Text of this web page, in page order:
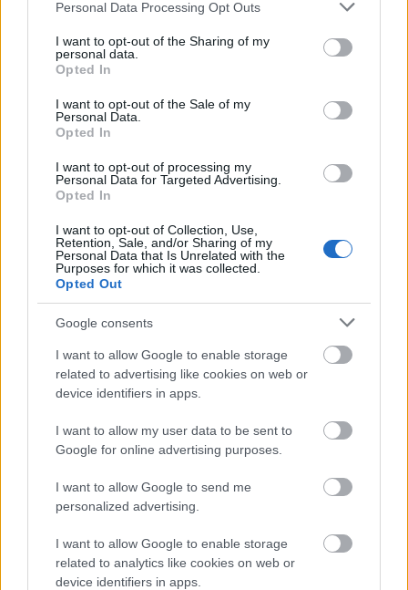
not limited to your visit or usage behaviour. You may click to
grant or deny consent to Google and its third-party tags to
use your data for below specified purposes in below Google
consent section.
Personal Data Processing Opt Outs
I want to opt-out of the Sharing of my
personal data.
Opted In
I want to opt-out of the Sale of my
Personal Data.
Opted In
I want to opt-out of processing my
Personal Data for Targeted Advertising.
Opted In
I want to opt-out of Collection, Use,
Retention, Sale, and/or Sharing of my
Personal Data that Is Unrelated with the
Purposes for which it was collected.
Opted Out
Google consents
I want to allow Google to enable storage
related to advertising like cookies on web or
device identifiers in apps.
I want to allow my user data to be sent to
Google for online advertising purposes.
I want to allow Google to send me
personalized advertising.
I want to allow Google to enable storage
related to analytics like cookies on web or
device identifiers in apps.
A könyv- és történelemszeretők itthon és a világon
nagylelkű mecénás, a múzeumalapító nevét, aki a
nemzeti könyvtárra hagyta mintegy 15.000
nagyközönség vajon tudja-e, mi mindent
köszönhetünk…
A gyűjtemény helyei és élete, avagy
Apponyi Sándor könyvtárának
„provenienciája”. 2.